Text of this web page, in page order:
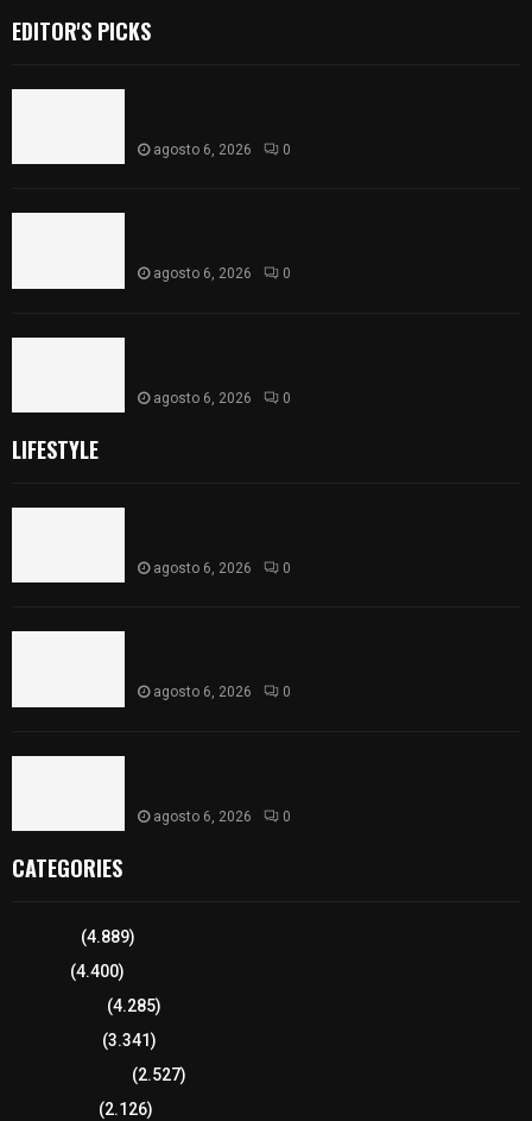
EDITOR'S PICKS
agosto 6, 2026 0
agosto 6, 2026 0
agosto 6, 2026 0
LIFESTYLE
agosto 6, 2026 0
agosto 6, 2026 0
agosto 6, 2026 0
CATEGORIES
(4.889)
(4.400)
(4.285)
(3.341)
(2.527)
(2.126)